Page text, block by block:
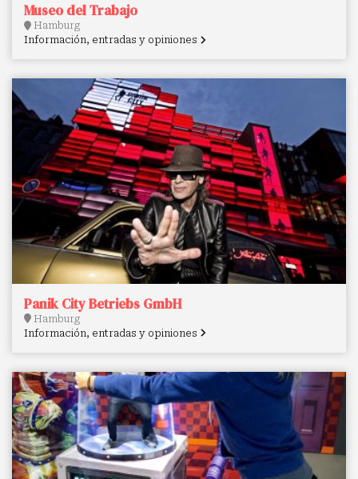
Museo del Trabajo
Hamburg
Información, entradas y opiniones
Panik City Betriebs GmbH
Hamburg
Información, entradas y opiniones